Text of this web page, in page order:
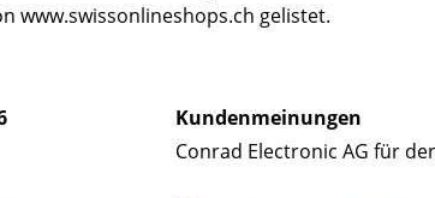
www.swissonlineshops.ch gelistet.
Kundenmeinungen
Conrad Electronic AG für